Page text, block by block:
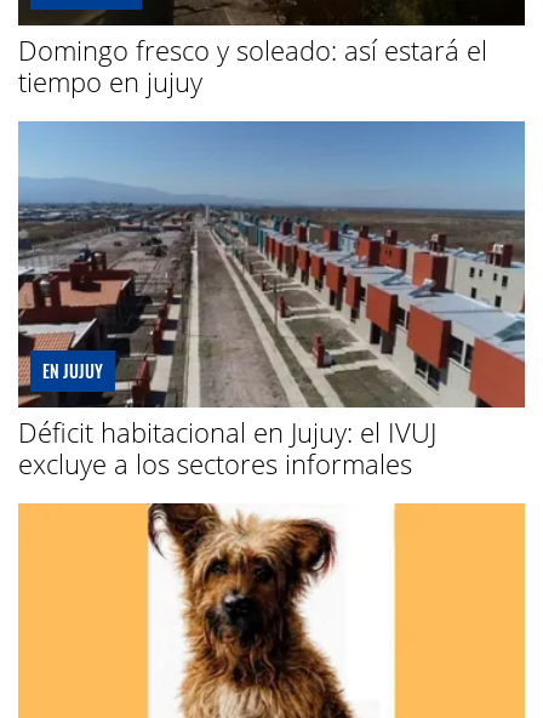
Domingo fresco y soleado: así estará el
tiempo en jujuy
EN JUJUY
Déficit habitacional en Jujuy: el IVUJ
excluye a los sectores informales